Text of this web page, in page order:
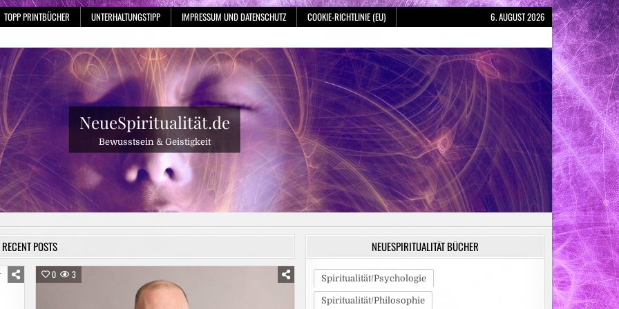
TOPP PRINTBÜCHER UNTERHALTUNGSTIPP IMPRESSUM UND DATENSCHUTZ COOKIE-RICHTLINIE (EU) 6. AUGUST 2026
NeueSpiritualität.de
Bewusstsein & Geistigkeit
RECENT POSTS
0 3
NEUESPIRITUALITÄT BÜCHER
Spiritualität/Psychologie
Spiritualität/Philosophie